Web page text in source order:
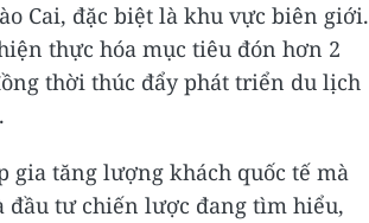
Cai, đặc biệt là khu vực biên giới.
thực hóa mục tiêu đón hơn 2
thời thúc đẩy phát triển du lịch
gia tăng lượng khách quốc tế mà
đầu tư chiến lược đang tìm hiểu,